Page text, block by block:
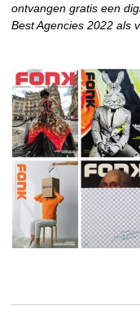
ontvangen gratis een
Best Agencies 2022 als